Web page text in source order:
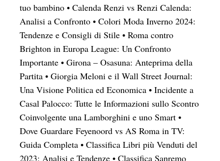
tuo bambino • Calenda Renzi vs Renzi Calenda:
Analisi a Confronto • Colori Moda Inverno 2024:
Tendenze e Consigli di Stile • Roma contro
Brighton in Europa League: Un Confronto
Importante • Girona – Osasuna: Anteprima della
Partita • Giorgia Meloni e il Wall Street Journal:
Una Visione Politica ed Economica • Incidente a
Casal Palocco: Tutte le Informazioni sullo Scontro
Coinvolgente una Lamborghini e uno Smart •
Dove Guardare Feyenoord vs AS Roma in TV:
Guida Completa • Classifica Libri più Venduti del
2023: Analisi e Tendenze • Classifica Sanremo